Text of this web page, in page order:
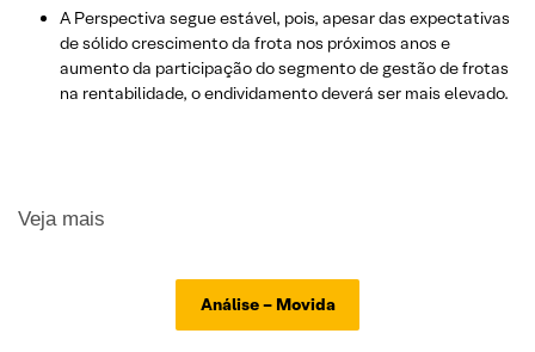
A Perspectiva segue estável, pois, apesar das expectativas
de sólido crescimento da frota nos próximos anos e
aumento da participação do segmento de gestão de frotas
na rentabilidade, o endividamento deverá ser mais elevado.
Veja mais
Análise – Movida